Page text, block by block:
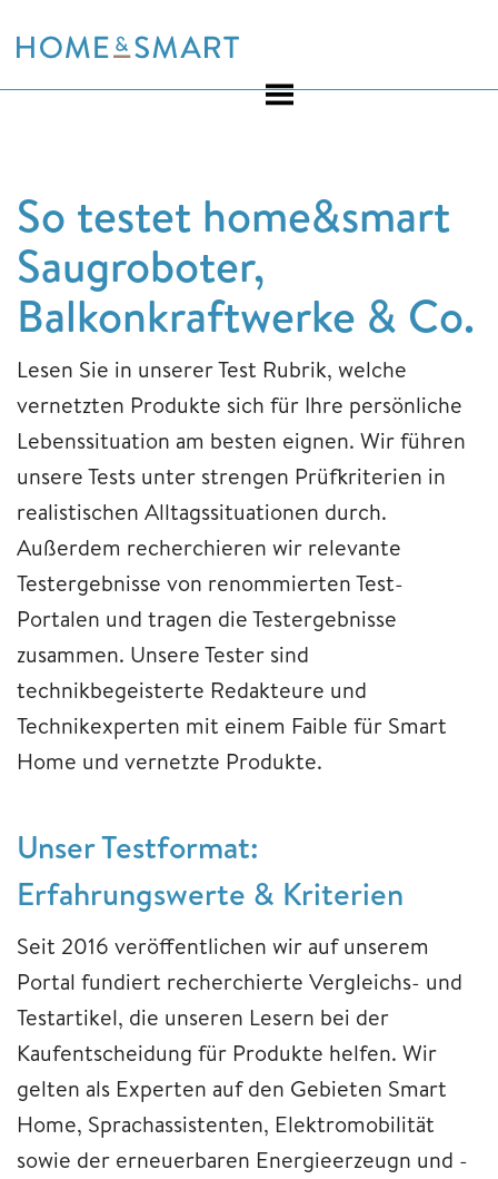
to
So testet home&smart
Saugroboter,
Balkonkraftwerke & Co.
Lesen Sie in unserer Test Rubrik, welche
vernetzten Produkte sich für Ihre persönliche
Lebenssituation am besten eignen. Wir führen
unsere Tests unter strengen Prüfkriterien in
realistischen Alltagssituationen durch.
Außerdem recherchieren wir relevante
Testergebnisse von renommierten Test-
Portalen und tragen die Testergebnisse
zusammen. Unsere Tester sind
technikbegeisterte Redakteure und
Technikexperten mit einem Faible für Smart
Home und vernetzte Produkte.
Unser Testformat:
Erfahrungswerte & Kriterien
Seit 2016 veröffentlichen wir auf unserem
Portal fundiert recherchierte Vergleichs- und
Testartikel, die unseren Lesern bei der
Kaufentscheidung für Produkte helfen. Wir
gelten als Experten auf den Gebieten Smart
Home, Sprachassistenten, Elektromobilität
sowie der erneuerbaren Energieerzeugn und -